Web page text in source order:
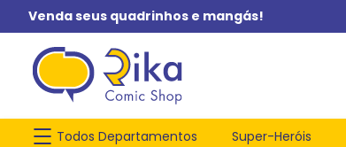
Venda seus quadrinhos e mangás!
Todos Departamentos Super-Heróis